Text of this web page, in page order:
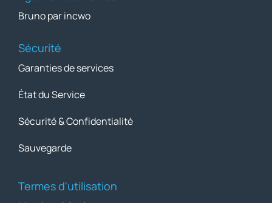
Bruno par incwo
Sécurité
Garanties de services
État du Service
Sécurité & Confidentialité
Sauvegarde
Termes d'utilisation